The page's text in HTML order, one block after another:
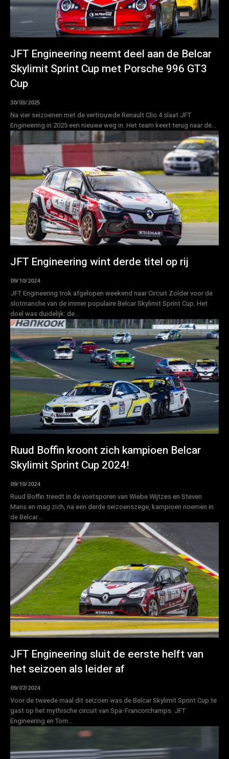
JFT Engineering neemt deel aan de Belcar
Skylimit Sprint Cup met Porsche 996 GT3
Cup
30/03/2025
Na vier seizoenen met de vertrouwde Renault Clio 4 slaat JFT
Engineering in 2025 een nieuwe weg in. Het team keert terug naar de...
JFT Engineering wint derde titel op rij
09/10/2024
JFT Engineering trok afgelopen weekend naar Circuit Zolder voor de
slotmanche van de immer populaire Belcar Skylimit Sprint Cup. Het
doel was duidelijk: de...
Ruud Boffin kroont zich kampioen Belcar
Skylimit Sprint Cup 2024!
09/10/2024
Ruud Boffin treedt in de voetsporen van Wiebe Wijtzes en Steven
Maris en mag zich, na een derde seizoenszege, kampioen noemen in
de Belcar...
JFT Engineering sluit de eerste helft van
het seizoen als leider af
09/07/2024
Voor de tweede maal dit seizoen was de Belcar Skylimit Sprint Cup te
gast op het mythische circuit van Spa-Francorchamps. JFT
Engineering en Tom...